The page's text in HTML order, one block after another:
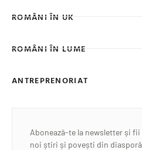
ROMÂNI ÎN UK
ROMÂNI ÎN LUME
ANTREPRENORIAT
Abonează-te la newsletter și
noi știri și povești din